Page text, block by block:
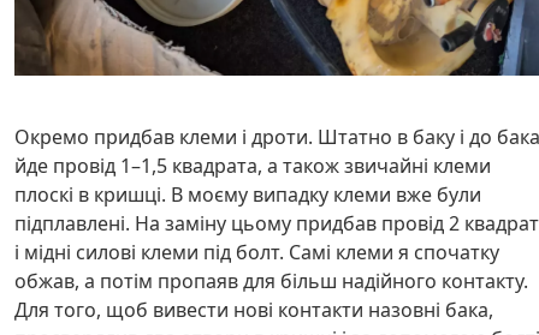
Окремо придбав клеми і дроти. Штатно в баку і до бака
йде провід 1–1,5 квадрата, а також звичайні клеми
плоскі в кришці. В моєму випадку клеми вже були
підплавлені. На заміну цьому придбав провід 2
і мідні силові клеми під болт. Самі клеми я спочатку
обжав, а потім пропаяв для більш надійного контакту.
Для того, щоб вивести нові контакти назовні бака,